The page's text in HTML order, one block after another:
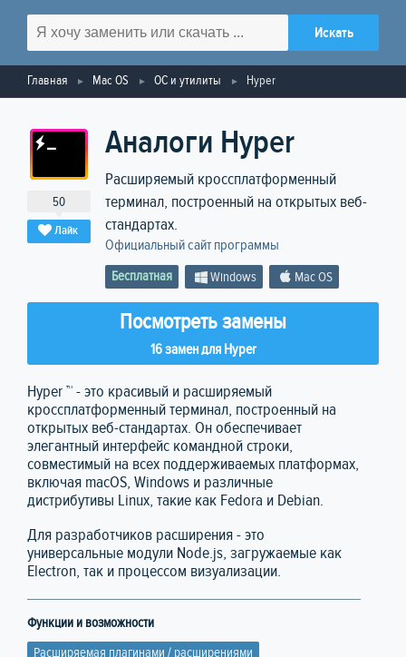
Главная Mac OS ОС и утилиты Hyper
50
Лайк
Аналоги Hyper
Расширяемый кроссплатформенный
терминал, построенный на открытых веб-
стандартах.
Официальный сайт программы
Бесплатная Windows Mac OS
Посмотреть замены
16 замен для Hyper
Hyper ™ - это красивый и расширяемый
кроссплатформенный терминал, построенный на
открытых веб-стандартах. Он обеспечивает
элегантный интерфейс командной строки,
совместимый на всех поддерживаемых платформах,
включая macOS, Windows и различные
дистрибутивы Linux, такие как Fedora и Debian.
Для разработчиков расширения - это
универсальные модули Node.js, загружаемые как
Electron, так и процессом визуализации.
Функции и возможности
Расширяемая плагинами / расширениями